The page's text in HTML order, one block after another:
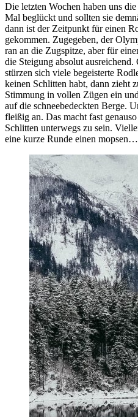
Die letzten Wochen haben uns
Mal beglückt und sollten sie
dann ist der Zeitpunkt füreinen
gekommen. Zugegeben, der
ran an die Zugspitze, aber für
die Steigung absolut
stürzen sich viele begeisterte
keinen Schlitten habt, dann zieht
Stimmung in vollen Zügen ein
auf die schneebedeckten Berge.
fleißig an. Das macht fast
Schlitten unterwegs zu sein.
eine kurze Runde einen mopsen…